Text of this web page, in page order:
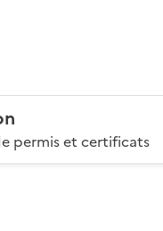
permis et certificats